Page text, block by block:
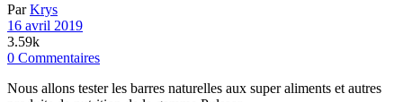
ParKrys
16 avril 2019
3.59k
0 Commentaires
Nous allons tester les barres naturelles aux super aliments et autres